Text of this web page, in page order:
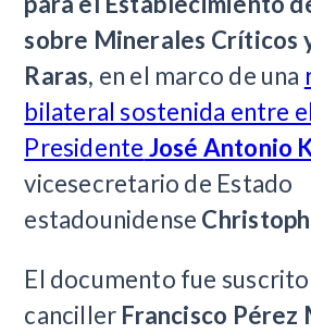
sobre Minerales Críticos
Raras, en el marco de una
bilateral sostenida entre el
Presidente José Antonio
vicesecretario de Estado
estadounidense
El documento fue
canciller Francisco Pérez